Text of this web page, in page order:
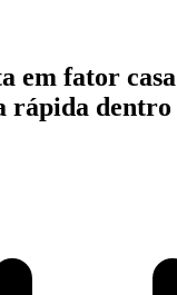
em fator
rápida dentro